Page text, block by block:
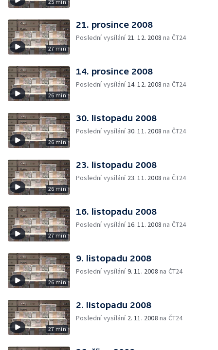
25 min
27 min
21. prosince 2008
Poslední vysílání 21. 12. 2008 na ČT24
26 min
14. prosince 2008
Poslední vysílání14. 12. 2008 na ČT24
26 min
30. listopadu 2008
Poslední vysílání30. 11. 2008 na ČT24
26 min
23. listopadu 2008
Poslední vysílání 23. 11. 2008 na ČT24
27 min
16. listopadu 2008
Poslední vysílání16. 11. 2008 na ČT24
26 min
9. listopadu 2008
Poslední vysílání9. 11. 2008 na ČT24
27 min
2. listopadu 2008
Poslední vysílání 2. 11. 2008 na ČT24